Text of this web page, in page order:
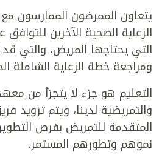
يتعاون الممرضون الممارسون
الرعاية الصحية الآخرين
التي يحتاجها المريض، والتي
ومراجعة خطة الرعاية الشاملة
التعليم هو جزء لا يتجزأ من
والتمريضية لدينا، ويتم تزويد
المتقدمة للتمريض بفرص
نموهم وتطورهم المستمر.